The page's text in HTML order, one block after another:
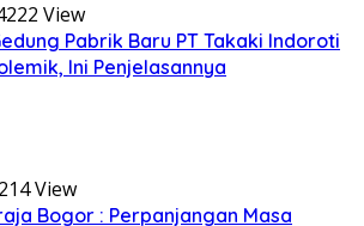
222 View
Pabrik Baru PT Takaki Indoroti
Ini Penjelasannya
View
Bogor : Perpanjangan Masa